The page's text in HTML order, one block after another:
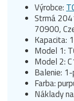
Výrobce:
Strmá
70900,
Kapacita:
Model 1:
Model 2:
Balenie:
Farba:
Náklady